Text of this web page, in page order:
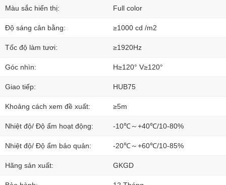
Màu sắc hiển thị: Full color
Độ sáng cân bằng: ≥1000 cd /m2
Tốc độ làm tươi: ≥1920Hz
Góc nhìn: H≥120° V≥120°
Giao tiếp: HUB75
Khoảng cách xem đề xuất: ≥5m
Nhiệt độ/ Độ ẩm hoạt động: -10℃～+40℃/10-80%
Nhiệt độ/ Độ ẩm bảo quản: -20℃～+60℃/10-85%
Hãng sản xuất: GKGD